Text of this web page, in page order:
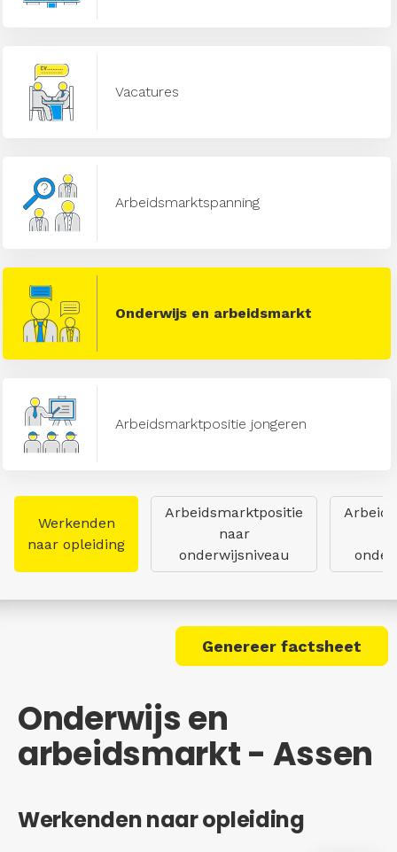
Vacatures
Arbeidsmarktspanning
Onderwijs en arbeidsmarkt
Arbeidsmarktpositie jongeren
Werkenden
naar opleiding
Arbeidsmarktpositie
naar
onderwijsniveau
Genereer factsheet
Onderwijs en
arbeidsmarkt - Assen
Werkenden naar opleiding